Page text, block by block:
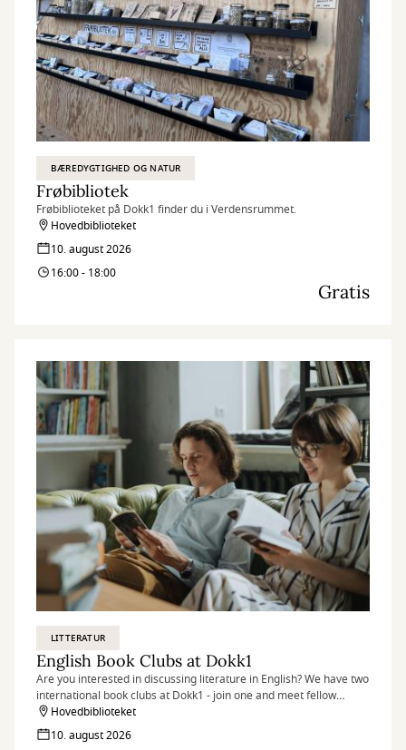
BÆREDYGTIGHED OG NATUR
Frøbibliotek
Frøbiblioteket på Dokk1 finder du i Verdensrummet.
Hovedbiblioteket
10. august 2026
16:00 - 18:00
Gratis
LITTERATUR
English Book Clubs at Dokk1
Are you interested in discussing literature in English? We have two
international book clubs at Dokk1 - join one and meet fellow
literature lovers.
Hovedbiblioteket
10. august 2026